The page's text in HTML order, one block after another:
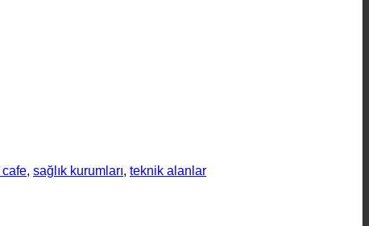
cafe, sağlık kurumları, teknik alanlar